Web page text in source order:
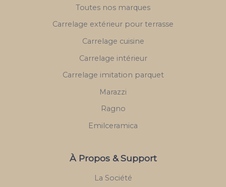
Toutes nos marques
Carrelage extérieur pour terrasse
Carrelage cuisine
Carrelage intérieur
Carrelage imitation parquet
Marazzi
Ragno
Emilceramica
À Propos & Support
La Société